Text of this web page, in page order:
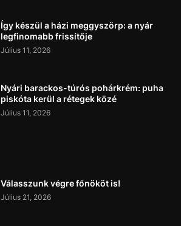
Így készül a házi meggyszörp: a nyár
legfinomabb frissítője
Július 11, 2026
Nyári barackos-túrós pohárkrém: puha
piskóta kerül a rétegek közé
Július 11, 2026
Válasszunk végre főnököt is!
Július 21, 2026